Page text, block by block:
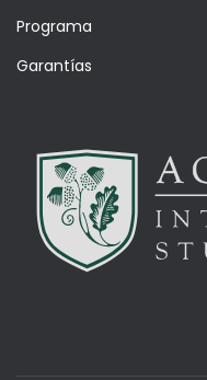
Programa
Garantías